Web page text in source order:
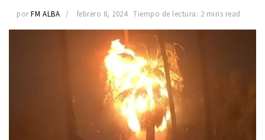
por FM ALBA febrero 8, 2024 Tiempo de lectura: 2 mins read